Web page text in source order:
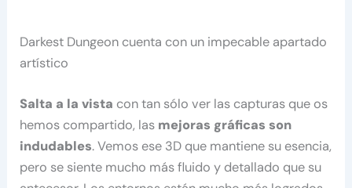
Darkest Dungeon cuenta con un impecable apartado
artístico
Salta a la vista con tan sólo ver las capturas que os
hemos compartido, las mejoras gráficas son
indudables. Vemos ese 3D que mantiene su esencia,
pero se siente mucho más fluido y detallado que su